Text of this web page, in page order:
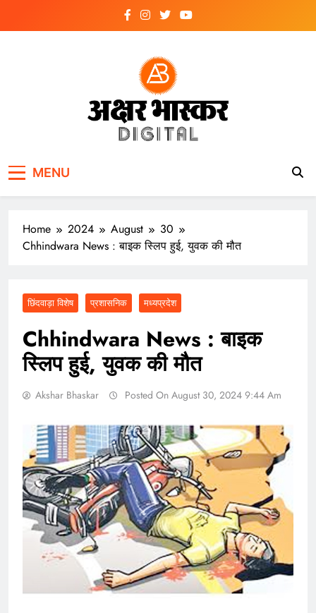
MENU
Home 2024 August
30
Chhindwara News : बाइक स्लिप हुई, युवक की मौत
छिंदवाड़ा विशेष प्रशासनिक मध्यप्रदेश
Chhindwara News : बाइक
स्लिप हुई, युवक की मौत
Akshar Bhaskar Posted On August 30, 2024 9:44 Am